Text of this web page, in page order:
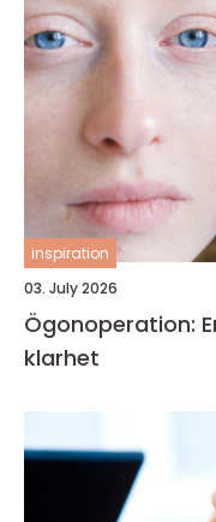
inspiration
03. July 2026
Ögonoperation:
klarhet